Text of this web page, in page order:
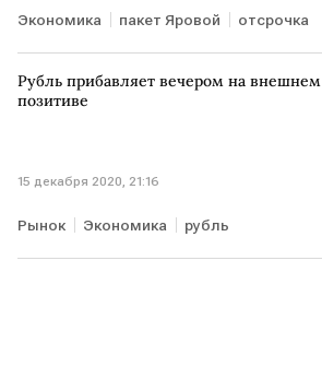
Экономика пакет Яровой отсрочка
Рубль прибавляет вечером на внешнем
позитиве
15 декабря 2020, 21:16
Рынок Экономика рубль
экспертное мнение Курсы валют